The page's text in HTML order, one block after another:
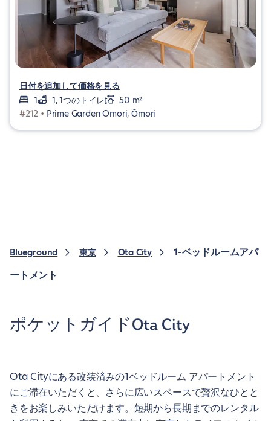
日付を追加して価格を見る
1
1, 1つのトイレ
50 m²
#212 • Prime Garden Omori, Ōmori
Blueground 東京 Ota City
1-ベッドルームアパ
ートメント
ポケットガイドOta City
Ota Cityにある改装済みの1ベッドルーム アパートメント
にご滞在いただくと、さらに広いスペースで贅沢なひとと
きをお楽しみいただけます。短期から長期までのレンタル